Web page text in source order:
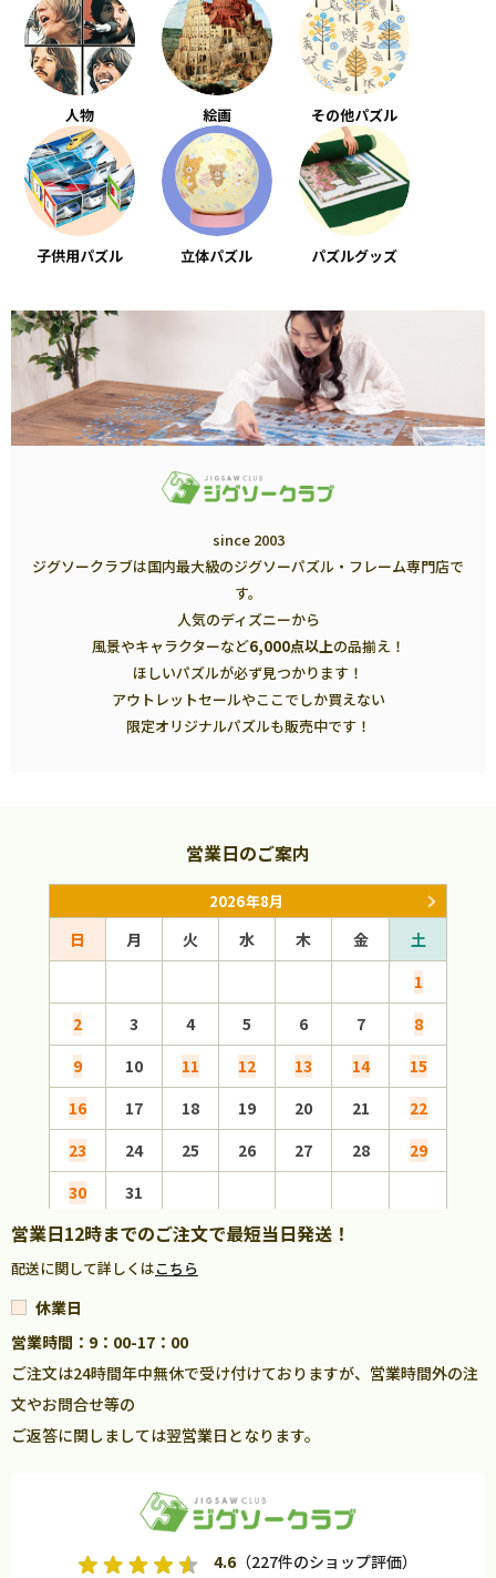
人物 絵画 その他パズル
子供用パズル 立体パズル パズルグッズ
since 2003
ジグソークラブは国内最大級のジグソーパズル・フレーム専門店で
す。
人気のディズニーから
風景やキャラクターなど6,000点以上の品揃え！
ほしいパズルが必ず見つかります！
アウトレットセールやここでしか買えない
限定オリジナルパズルも販売中です！
営業日のご案内
2026年8月
日 月 火 水 木 金
土
1
2
3 4 5 6 7
8
9
10 11 12 13 14
15
16
17 18 19 20 21
22
23
24 25 26 27 28
29
30
31
営業日12時までのご注文で最短当日発送！
配送に関して詳しくはこちら
休業日
営業時間：9：00-17：00
ご注文は24時間年中無休で受け付けておりますが、営業時間外の注
文やお問合せ等の
ご返答に関しましては翌営業日となります。
4.6（227件のショップ評価）